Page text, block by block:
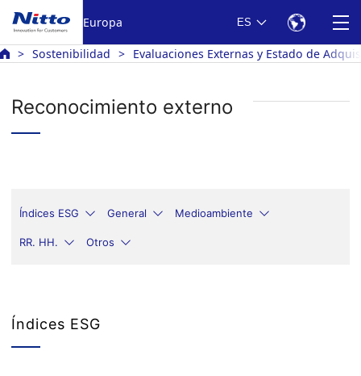
Europa ES
Sostenibilidad Evaluaciones Externas y Estado de
Reconocimiento externo
Índices ESG General Medioambiente
RR. HH. Otros
Índices ESG